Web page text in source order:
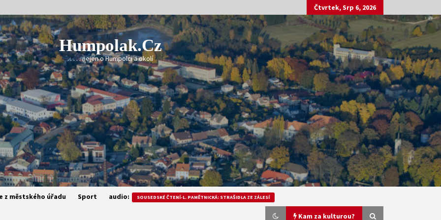
Čtvrtek, Srp 6, 2026
Humpolak.cz
. . . . . nejen o Humpolci a okolí
z městského úřadu Sport audio: SOUSEDSKÉ ČTENÍ-L. PAMĚTNICKÁ: STRAŠIDLA ZE ZÁLESÍ
Kam za kulturou?